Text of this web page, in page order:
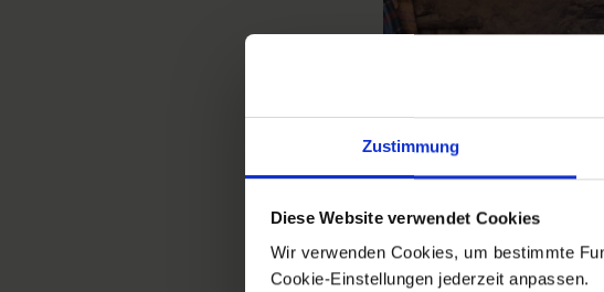
Zustimmung
Diese Website verwendet Cookies
Wir verwenden Cookies, um bestimmte
Cookie-Einstellungen jederzeit anpassen.